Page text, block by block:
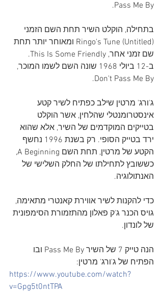
Pass Me By.
בתחילה, הוקלט השיר תחת השם הזמני
(Ringo's Tune (Untitled ומאוחר יותר תחת
שם זמני אחר, This Is Some Friendly.
ב-12 ביולי 1968 שונה השם לשמו המוכר,
Don't Pass Me By.
ג'ורג' מרטין שילב כפתיח לשיר קטע
אינסטרומנטלי שהלחין, אשר הוקלט
בטייקים המוקדמים של השיר, אלא שהוא
ירד בטייק הסופי. רק בשנת 1996 נחשף
הקטע של מרטין, תחת השם A Beginning,
כששובץ לתחילתו של החלק השלישי של
האנתולוגיה.
כדי להקנות לשיר אווירת קאנטרי מתאימה,
גויס הכנר ג'ק פאלון מהתזמורת הסימפונית
של לונדון.
הנה טייק 7 של השיר Pass Me By ובו
הפתיח של ג'ורג' מרטין:
https://www.youtube.com/watch?
v=Gpg5t0ntTPA